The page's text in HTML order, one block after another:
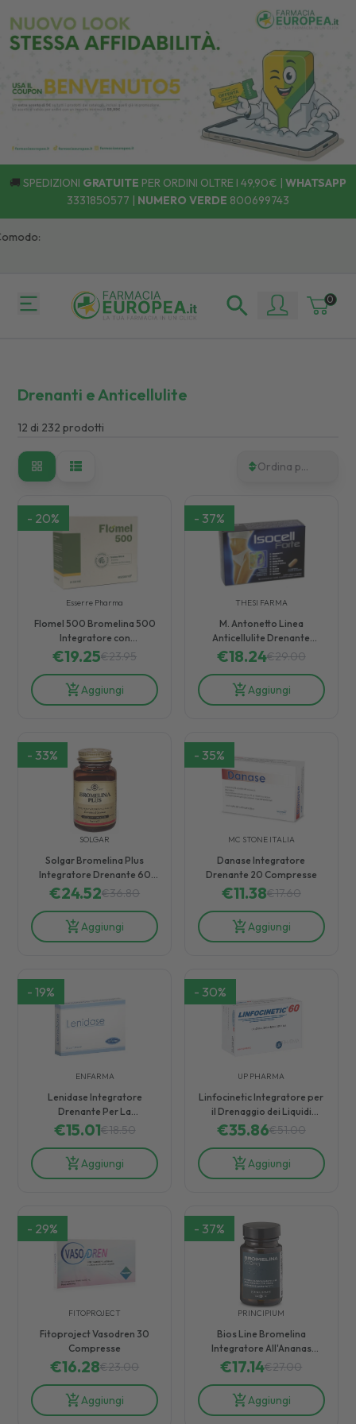
🚚 SPEDIZIONI GRATUITE PER ORDINI OLTRE I 49,90€ | WHATSAPP
3331850577 | NUMERO VERDE 800699743
0
Drenanti e Anticellulite
12 di 232 prodotti
Ordina per
- 20%
Esserre Pharma
Flomel 500 Bromelina 500
Integratore con
Edulcorante Naturale 20
€19.25€23.95
Aggiungi
- 37%
THESI FARMA
M. Antonetto Linea
Anticellulite Drenante
Isocell Forte Integratore 40
€18.24€29.00
Aggiungi
- 33%
SOLGAR
Solgar Bromelina Plus
Integratore Drenante 60
Capsule
€24.52€36.80
Aggiungi
- 35%
MC STONE ITALIA
Danase Integratore
Drenante 20 Compresse
€11.38€17.60
Aggiungi
-19%
ENFARMA
Lenidase Integratore
Drenante Per La
Funzionalità Del
€15.01€18.50
Aggiungi
- 30%
UP PHARMA
Linfocinetic Integratore per
il Drenaggio dei Liquidi
Corporei 60 compresse
€35.86€51.00
Aggiungi
- 29%
FITOPROJECT
Fitoproject Vasodren 30
Compresse
€16.28€23.00
Aggiungi
- 37%
PRINCIPIUM
Bios Line Bromelina
Integratore All'Ananas
Effetto Drenante 30
€17.14€27.00
Aggiungi